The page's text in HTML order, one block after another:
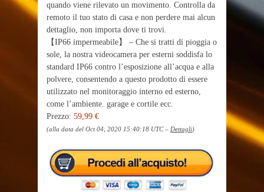
quando viene rilevato un movimento. Controlla da
remoto il tuo stato di casa e non perdere mai alcun
dettaglio, non importa dove ti trovi.
【IP66 impermeabile】 – Che si tratti di pioggia o
sole, la nostra videocamera per esterni soddisfa lo
standard IP66 contro l’esposizione all’acqua e alla
polvere, consentendo a questo prodotto di essere
utilizzato nel monitoraggio interno ed esterno,
come l’ambiente. garage e cortile ecc.
Prezzo: 59,99 €
(alla data del Oct 04, 2020 15:40:18 UTC – Dettagli)